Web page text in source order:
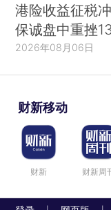
港险收益征税
保诚盘中重挫
2026年08月06日
财新移动
财新 财新周